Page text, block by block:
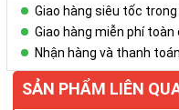
Giao hàng siêu tốc trong
Giao hàng miễn phí toàn
Nhận hàng và thanh
SẢN PHẨM LIÊN